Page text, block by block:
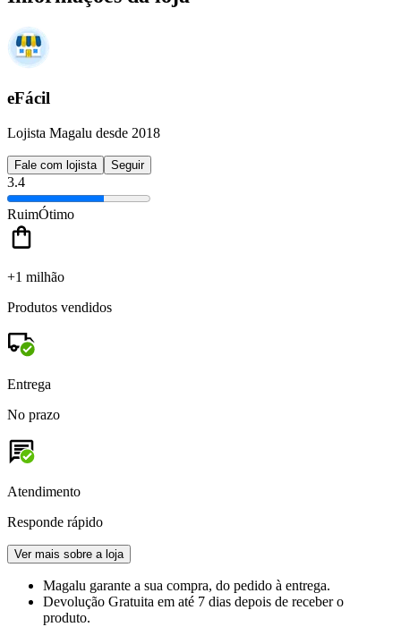
eFácil
Lojista Magalu desde 2018
Fale com lojista Seguir
3.4
RuimÓtimo
+1 milhão
Produtos vendidos
Entrega
No prazo
Atendimento
Responde rápido
Ver mais sobre a loja
Magalu garante a sua compra, do pedido à entrega.
Devolução Gratuita em até 7 dias depois de receber o
produto.